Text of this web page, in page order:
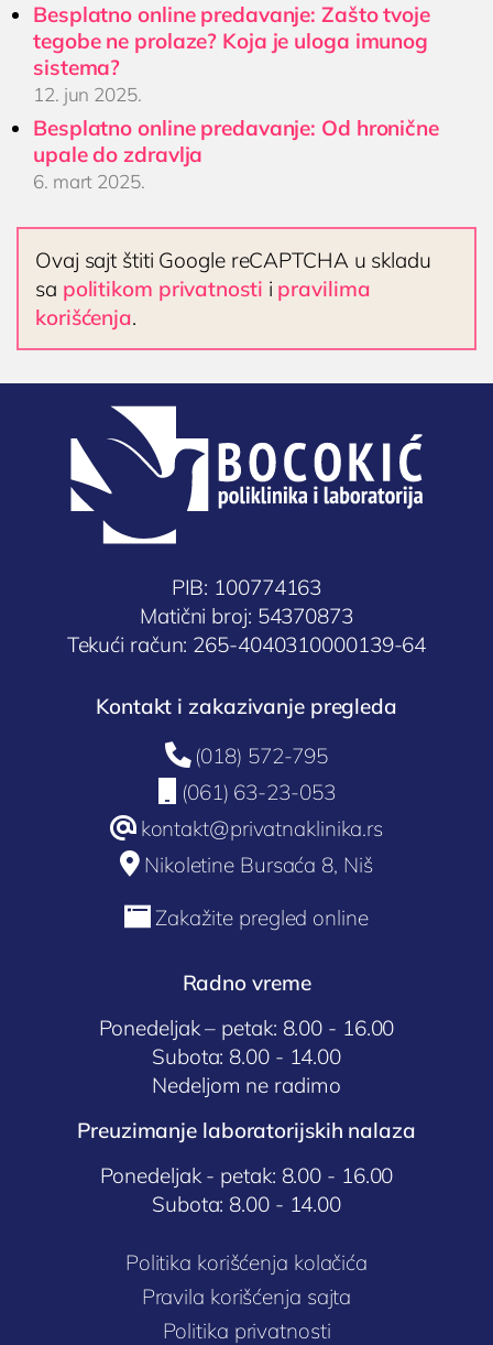
Besplatno online predavanje: Zašto tvoje
tegobe ne prolaze? Koja je uloga imunog
sistema?
12. jun 2025.
Besplatno online predavanje: Od hronične
upale do zdravlja
6. mart 2025.
Ovaj sajt štiti Google reCAPTCHA u skladu
sa politikom privatnosti i pravilima
korišćenja.
PIB: 100774163
Matični broj: 54370873
Tekući račun: 265-4040310000139-64
Kontakt i zakazivanje pregleda
 (018) 572-795
(061) 63-23-053
@ kontakt@privatnaklinika.rs
 Nikoletine Bursaća 8, Niš
 Zakažite pregled online
Radno vreme
Ponedeljak – petak: 8.00 - 16.00
Subota: 8.00 - 14.00
Nedeljom ne radimo
Preuzimanje laboratorijskih nalaza
Ponedeljak - petak: 8.00 - 16.00
Subota: 8.00 - 14.00
Politika korišćenja kolačića
Pravila korišćenja sajta
Politika privatnosti